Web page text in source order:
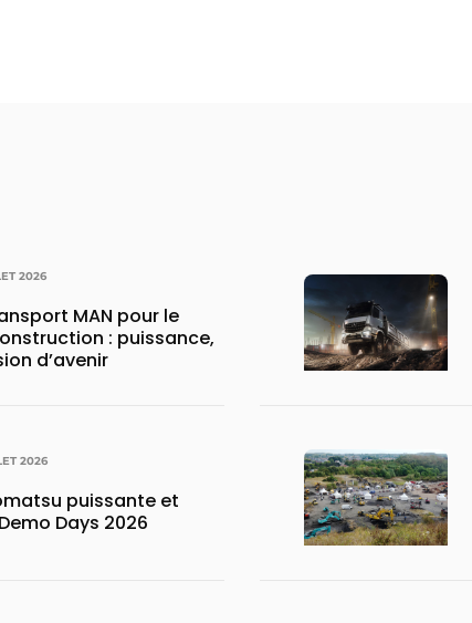
2026
MAN pour le
: puissance,
d’avenir
2026
puissante et
Days 2026